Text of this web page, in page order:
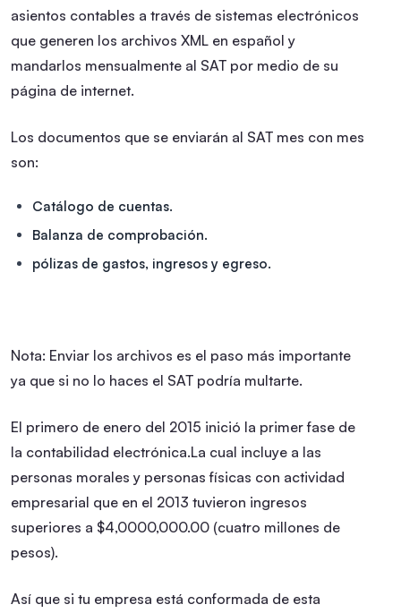
asientos contables a través de sistemas electrónicos
que generen los archivos XML en español y
mandarlos mensualmente al SAT por medio de su
página de internet.
Los documentos que se enviarán al SAT mes con mes
son:
Catálogo de cuentas.
Balanza de comprobación.
pólizas de gastos, ingresos y egreso.
Nota: Enviar los archivos es el paso más importante
ya que si no lo haces el SAT podría multarte.
El primero de enero del 2015 inició la primer fase de
la contabilidad electrónica.La cual incluye a las
personas morales y personas físicas con actividad
empresarial que en el 2013 tuvieron ingresos
superiores a $4,0000,000.00 (cuatro millones de
pesos).
Así que si tu empresa está conformada de esta